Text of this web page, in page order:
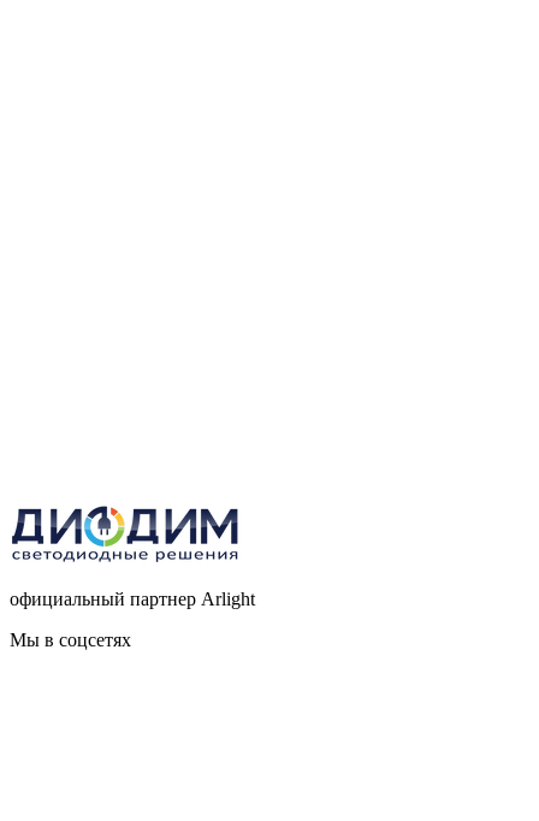
официальный партнер Arlight
Мы в соцсетях